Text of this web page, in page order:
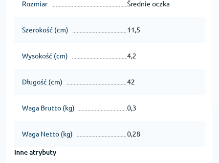
Rozmiar Średnie oczka
Szerokość (cm) 11,5
Wysokość (cm) 4,2
Długość (cm) 42
Waga Brutto (kg) 0,3
Waga Netto (kg) 0,28
Inne atrybuty